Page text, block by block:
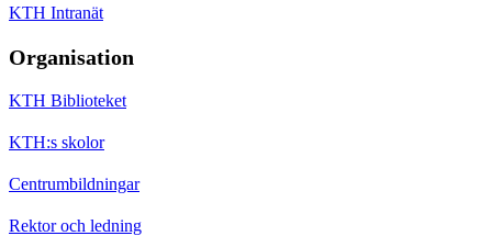
KTH Intranät
Organisation
KTH Biblioteket
KTH:s skolor
Centrumbildningar
Rektor och ledning